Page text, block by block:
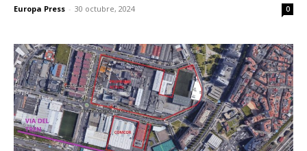
Europa Press - 30 octubre, 2024 0